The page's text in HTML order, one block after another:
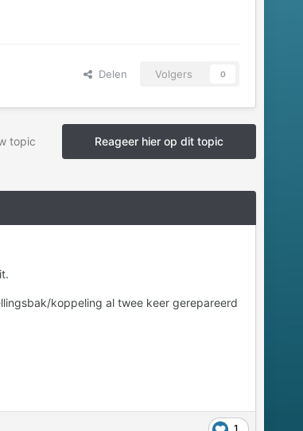
Delen Volgers 0
Reageer hier op dit topic
topic
koppeling al twee keer gerepareerd
1